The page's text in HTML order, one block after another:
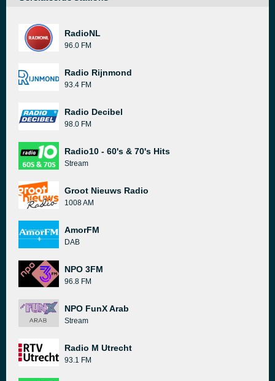
RadioNL
96.0 FM
Radio Rijnmond
93.4 FM
Radio Decibel
98.0 FM
Radio10 - 60's & 70's Hits
Stream
Groot Nieuws Radio
1008 AM
AmorFM
DAB
NPO 3FM
96.8 FM
NPO FunX Arab
Stream
Radio M Utrecht
93.1 FM